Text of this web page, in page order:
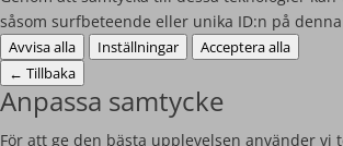
såsom surfbeteende eller unika ID:n på
Avvisa alla Inställningar
Acceptera alla
← Tillbaka
Anpassa samtycke
För att ge den bästa upplevelsen använder vi